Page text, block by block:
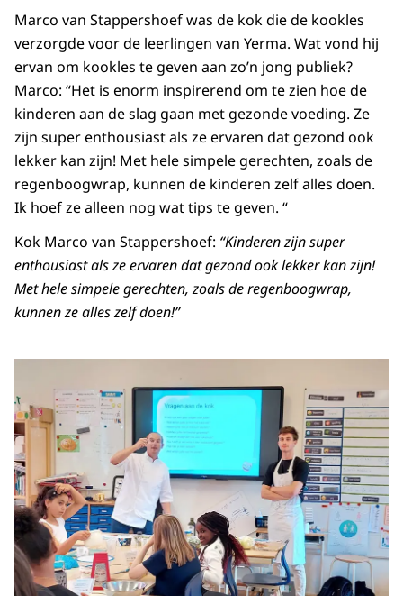
Marco van Stappershoef was de kok die de kookles
verzorgde voor de leerlingen van Yerma. Wat vond hij
ervan om kookles te geven aan zo’n jong publiek?
Marco: “Het is enorm inspirerend om te zien hoe de
kinderen aan de slag gaan met gezonde voeding. Ze
zijn super enthousiast als ze ervaren dat gezond ook
lekker kan zijn! Met hele simpele gerechten, zoals de
regenboogwrap, kunnen de kinderen zelf alles doen.
Ik hoef ze alleen nog wat tips te geven. “
Kok Marco van Stappershoef: “Kinderen zijn super
enthousiast als ze ervaren dat gezond ook lekker kan zijn!
Met hele simpele gerechten, zoals de regenboogwrap,
kunnen ze alles zelf doen!”